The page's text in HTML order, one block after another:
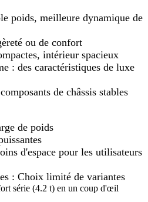
poids, meilleure dynamique de
ou de confort
intérieur spacieux
: des caractéristiques de luxe
de châssis stables
de poids
d'espace pour les utilisateurs
: Choix limité de variantes
série (4.2 t) en un coup d'œil